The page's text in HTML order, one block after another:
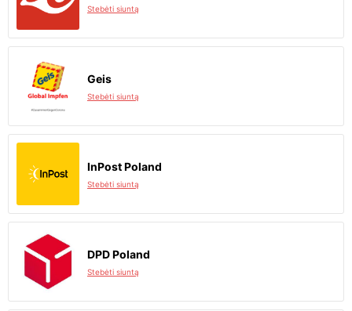
Stebėti siuntą
Geis
Stebėti siuntą
InPost Poland
Stebėti siuntą
DPD Poland
Stebėti siuntą